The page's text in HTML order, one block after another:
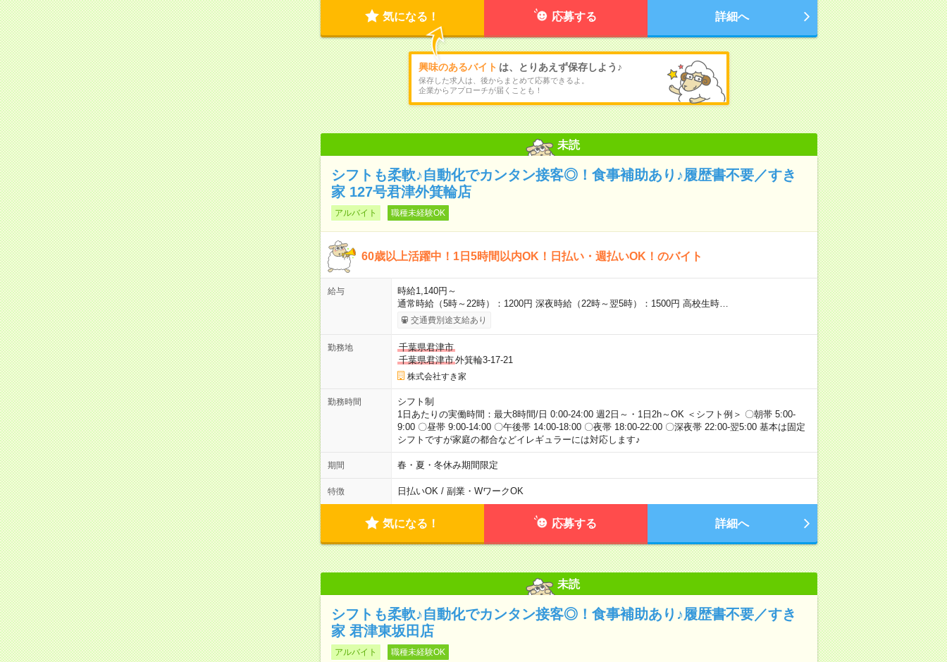
気になる！ 応募する 詳細へ
興味のあるバイト は、とりあえず保存しよう♪
保存した求人は、後からまとめて応募できるよ。
企業からアプローチが届くことも！
未読
シフトも柔軟♪自動化でカンタン接客◎！食事補助あり♪履歴書不要／すき
家 127号君津外箕輪店
アルバイト 職種未経験OK
60歳以上活躍中！1日5時間以内OK！日払い・週払いOK！のバイト
給与
時給1,140円～
通常時給（5時～22時）：1200円 深夜時給（22時～翌5時）：1500円 高校生時…
交通費別途支給あり
勤務地
千葉県君津市
千葉県君津市外箕輪3-17-21
株式会社すき家
勤務時間
シフト制
1日あたりの実働時間：最大8時間/日 0:00-24:00 週2日～・1日2h～OK ＜シフト例＞ 〇朝帯 5:00-
9:00 〇昼帯 9:00-14:00 〇午後帯 14:00-18:00 〇夜帯 18:00-22:00 〇深夜帯 22:00-翌5:00 基本は固定
シフトですが家庭の都合などイレギュラーには対応します♪
期間 春・夏・冬休み期間限定
特徴 日払いOK / 副業・WワークOK
気になる！ 応募する 詳細へ
未読
シフトも柔軟♪自動化でカンタン接客◎！食事補助あり♪履歴書不要／すき
家 君津東坂田店
アルバイト 職種未経験OK